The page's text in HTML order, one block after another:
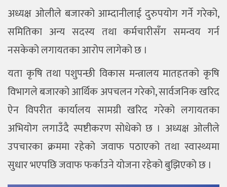
अध्यक्ष ओलीले बजारको आम्दानीलाई दुरुपयोग गर्ने गरेको,
समितिका अन्य सदस्य तथा कर्मचारीसँग समन्वय गर्न
नसकेको लगायतका आरोप लागेको छ ।
यता कृषि तथा पशुपन्छी विकास मन्त्रालय मातहतको कृषि
विभागले बजारको आर्थिक अपचलन गरेको, सार्वजनिक खरिद
ऐन विपरीत कार्यालय सामग्री खरिद गरेको लगायतका
अभियोग लगाउँदै स्पष्टीकरण सोधेको छ । अध्यक्ष ओलीले
उपचारका क्रममा रहेको जवाफ पठाएको तथा स्वास्थ्यमा
सुधार भएपछि जवाफ फर्काउने योजना रहेको बुझिएको छ ।